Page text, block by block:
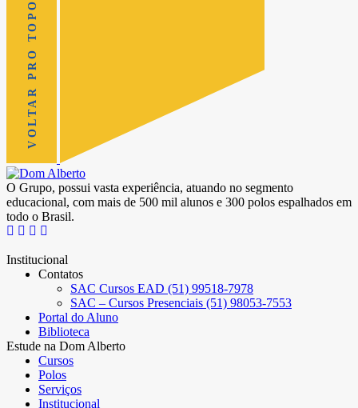
VOLTAR PRO TOPO
O Grupo, possui vasta experiência, atuando no segmento
educacional, com mais de 500 mil alunos e 300 polos espalhados em
todo o Brasil.
Institucional
Contatos
SAC Cursos EAD (51) 99518-7978
SAC – Cursos Presenciais (51) 98053-7553
Portal do Aluno
Biblioteca
Estude na Dom Alberto
Cursos
Polos
Serviços
Institucional